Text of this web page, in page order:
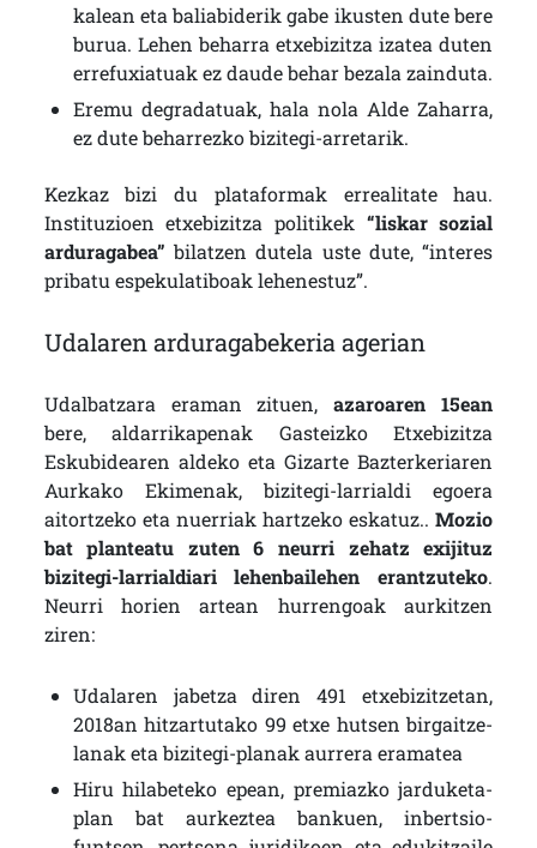
kalean eta baliabiderik gabe ikusten dute bere
burua. Lehen beharra etxebizitza izatea duten
errefuxiatuak ez daude behar bezala zainduta.
Eremu degradatuak, hala nola Alde Zaharra,
ez dute beharrezko bizitegi-arretarik.
Kezkaz bizi du plataformak errealitate hau.
Instituzioen etxebizitza politikek “liskar sozial
arduragabea” bilatzen dutela uste dute, “interes
pribatu espekulatiboak lehenestuz”.
Udalaren arduragabekeria agerian
Udalbatzara eraman zituen,azaroaren 15ean
bere, aldarrikapenak Gasteizko Etxebizitza
Eskubidearen aldeko eta Gizarte Bazterkeriaren
Aurkako Ekimenak, bizitegi-larrialdi egoera
aitortzeko eta nuerriak hartzeko eskatuz.. Mozio
bat planteatu zuten 6 neurri zehatz exijituz
bizitegi-larrialdiari lehenbailehen erantzuteko.
Neurri horien artean hurrengoak aurkitzen
ziren:
Udalaren jabetza diren 491 etxebizitzetan,
2018an hitzartutako 99 etxe hutsen birgaitze-
lanak eta bizitegi-planak aurrera eramatea
Hiru hilabeteko epean, premiazko jarduketa-
plan bat aurkeztea bankuen, inbertsio-